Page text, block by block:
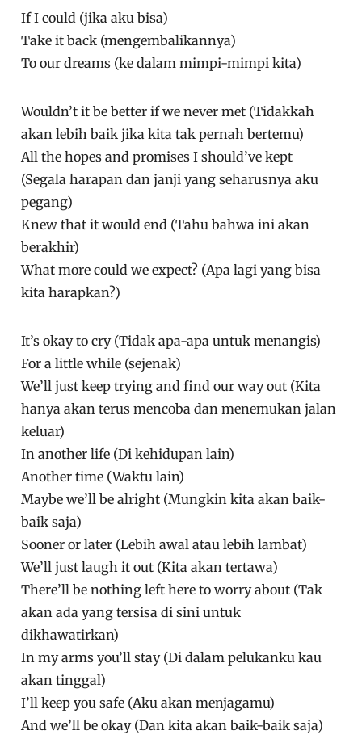
If I could (jika aku bisa)
Take it back (mengembalikannya)
To our dreams (ke dalam mimpi-mimpi kita)
Wouldn’t it be better if we never met (Tidakkah
akan lebih baik jika kita tak pernah bertemu)
All the hopes and promises I should’ve kept
(Segala harapan dan janji yang seharusnya aku
pegang)
Knew that it would end (Tahu bahwa ini akan
berakhir)
What more could we expect? (Apa lagi yang bisa
kita harapkan?)
It’s okay to cry (Tidak apa-apa untuk menangis)
For a little while (sejenak)
We’ll just keep trying and find our way out (Kita
hanya akan terus mencoba dan menemukan jalan
keluar)
In another life (Di kehidupan lain)
Another time (Waktu lain)
Maybe we’ll be alright (Mungkin kita akan baik-
baik saja)
Sooner or later (Lebih awal atau lebih lambat)
We’ll just laugh it out (Kita akan tertawa)
There’ll be nothing left here to worry about (Tak
akan ada yang tersisa di sini untuk
dikhawatirkan)
In my arms you’ll stay (Di dalam pelukanku kau
akan tinggal)
I’ll keep you safe (Aku akan menjagamu)
And we’ll be okay (Dan kita akan baik-baik saja)